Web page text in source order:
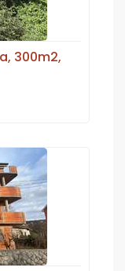
300m2,